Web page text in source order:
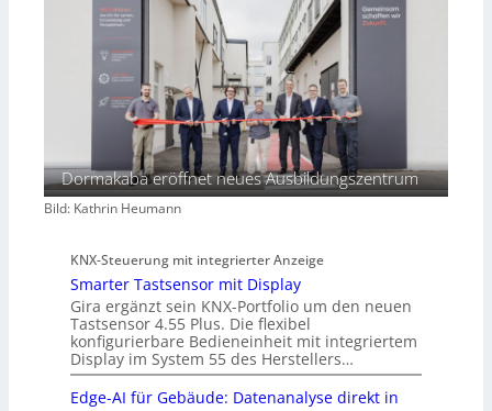
Dormakaba eröffnet neues Ausbildungszentrum
Bild: Kathrin Heumann
KNX-Steuerung mit integrierter Anzeige
Smarter Tastsensor mit Display
Gira ergänzt sein KNX-Portfolio um den neuen
Tastsensor 4.55 Plus. Die flexibel
konfigurierbare Bedieneinheit mit integriertem
Display im System 55 des Herstellers…
Edge-AI für Gebäude: Datenanalyse direkt in